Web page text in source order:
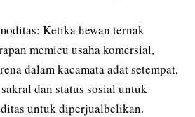
Ketika hewan ternak
memicu usaha komersial,
dalam kacamata adat setempat,
dan status sosial untuk
untuk diperjualbelikan.